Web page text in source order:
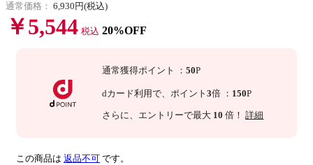
通常価格： 6,930円(税込)
￥5,544 税込 20%OFF
通常獲得ポイント ：50P
dカード利用で、ポイント3倍 ： 150P
さらに、エントリーで最大 10 倍！詳細
この商品は 返品不可 です。